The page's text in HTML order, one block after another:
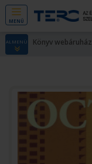
MENÜ
ALMENÜ Könyv webáruház